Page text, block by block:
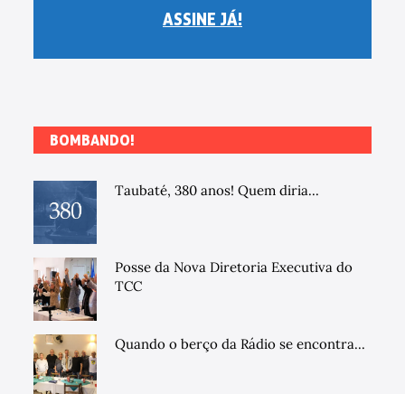
ASSINE JÁ!
BOMBANDO!
Taubaté, 380 anos! Quem diria...
Posse da Nova Diretoria Executiva do
TCC
Quando o berço da Rádio se encontra...